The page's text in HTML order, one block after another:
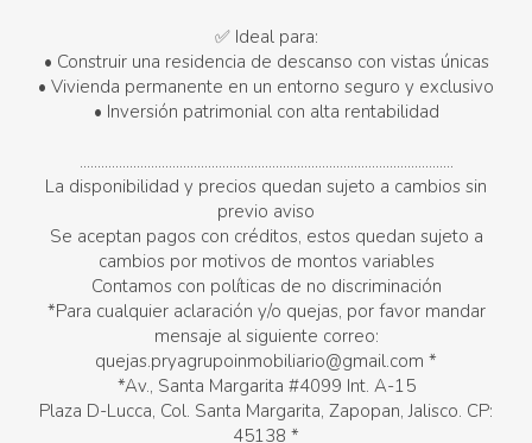
✅ Ideal para:
• Construir una residencia de descanso con vistas únicas
• Vivienda permanente en un entorno seguro y exclusivo
• Inversión patrimonial con alta rentabilidad
.........................................................................................................
La disponibilidad y precios quedan sujeto a cambios sin
previo aviso
Se aceptan pagos con créditos, estos quedan sujeto a
cambios por motivos de montos variables
Contamos con políticas de no discriminación
*Para cualquier aclaración y/o quejas, por favor mandar
mensaje al siguiente correo:
quejas.pryagrupoinmobiliario@gmail.com *
*Av., Santa Margarita #4099 Int. A-15
Plaza D-Lucca, Col. Santa Margarita, Zapopan, Jalisco. CP:
45138 *